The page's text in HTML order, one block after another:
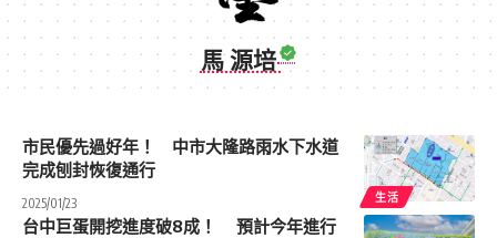
馬 源培
生活
市民優先過好年！ 中市大隆路雨水下水道
完成刨封恢復通行
2025/01/23
台中巨蛋開挖進度破8成！ 預計今年進行